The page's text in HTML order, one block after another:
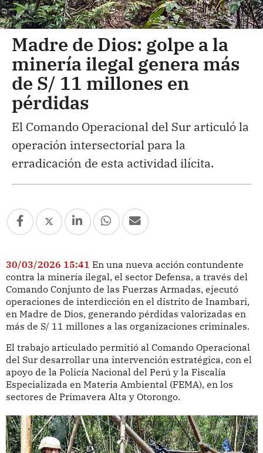
Madre de Dios: golpe a la
minería ilegal genera más
de S/ 11 millones en
pérdidas
El Comando Operacional del Sur articuló la
operación intersectorial para la
erradicación de esta actividad ilícita.
30/03/2026 15:41 En una nueva acción contundente
contra la minería ilegal, el sector Defensa, a través del
Comando Conjunto de las Fuerzas Armadas, ejecutó
operaciones de interdicción en el distrito de Inambari,
en Madre de Dios, generando pérdidas valorizadas en
más de S/ 11 millones a las organizaciones criminales.
El trabajo articulado permitió al Comando Operacional
del Sur desarrollar una intervención estratégica, con el
apoyo de la Policía Nacional del Perú y la Fiscalía
Especializada en Materia Ambiental (FEMA), en los
sectores de Primavera Alta y Otorongo.